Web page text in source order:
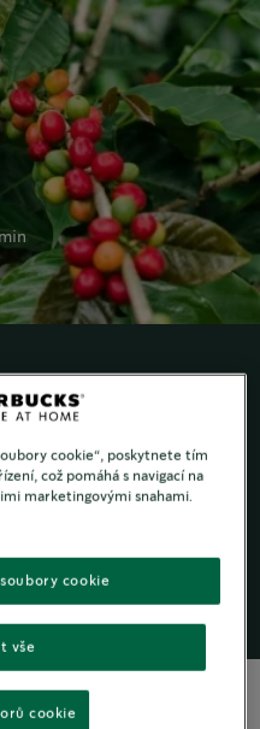
vašem šálku kávy?
používáme 100 %
cookie“, poskytnete tím
což pomáhá s navigací na
marketingovými snahami.
vše
cookie
cookie